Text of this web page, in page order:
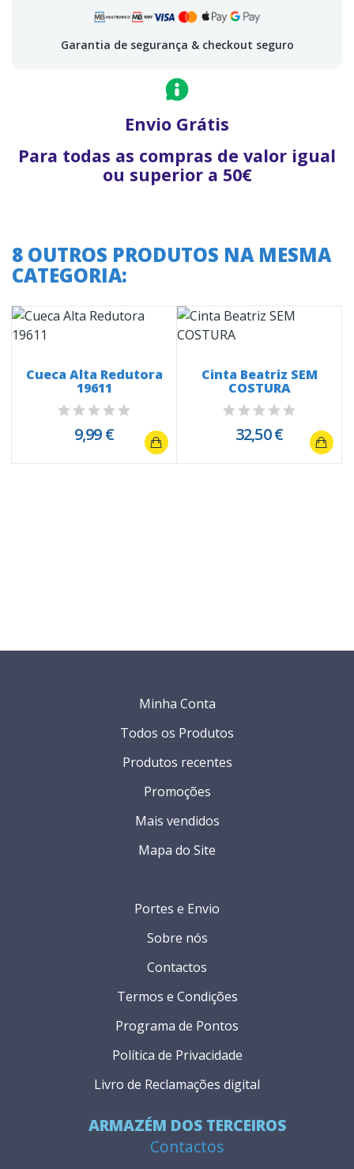
Garantia de segurança & checkout seguro
Envio Grátis
Para todas as compras de valor igual
ou superior a 50€
8 OUTROS PRODUTOS NA MESMA
CATEGORIA:
Cueca Alta Redutora
19611
9,99 €
Cinta Beatriz SEM
COSTURA
32,50 €
ARMAZÉM DOS TERCEIROS
Contactos
Portes e Envio
Sobre nós
Contactos
Termos e Condições
Programa de Pontos
Política de Privacidade
Livro de Reclamações digital
Minha Conta
Todos os Produtos
Produtos recentes
Promoções
Mais vendidos
Mapa do Site